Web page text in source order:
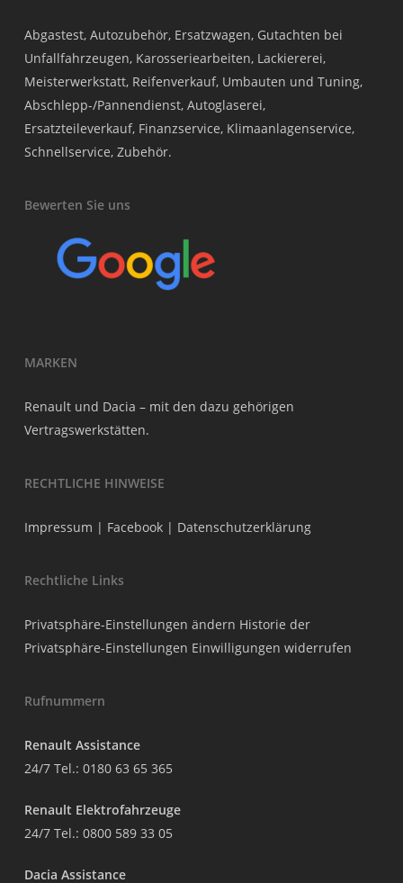
Abgastest, Autozubehör, Ersatzwagen, Gutachten bei
Unfallfahrzeugen, Karosseriearbeiten, Lackiererei,
Meisterwerkstatt, Reifenverkauf, Umbauten und Tuning,
Abschlepp-/Pannendienst, Autoglaserei,
Ersatzteileverkauf, Finanzservice, Klimaanlagenservice,
Schnellservice, Zubehör.
Bewerten Sie uns
MARKEN
Renault und Dacia – mit den dazu gehörigen
Vertragswerkstätten.
RECHTLICHE HINWEISE
Impressum | Facebook| Datenschutzerklärung
Rechtliche Links
Privatsphäre-Einstellungen ändern Historie der
Privatsphäre-Einstellungen Einwilligungen widerrufen
Rufnummern
Renault Assistance
24/7 Tel.: 0180 63 65 365
Renault Elektrofahrzeuge
24/7 Tel.: 0800 589 33 05
Dacia Assistance